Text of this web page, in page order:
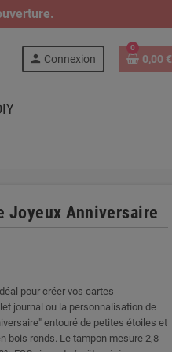
person Connexion
0
0,00 €
Joyeux Anniversaire
pour créer vos cartes
journal ou la personnalisation de
entouré de petites étoiles et
bois ronds. Le tampon mesure 2,8